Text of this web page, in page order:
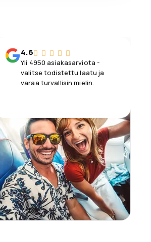
4.6
Yli 4950 asiakasarviota -
valitse todistettu laatu ja
varaa turvallisin mielin.